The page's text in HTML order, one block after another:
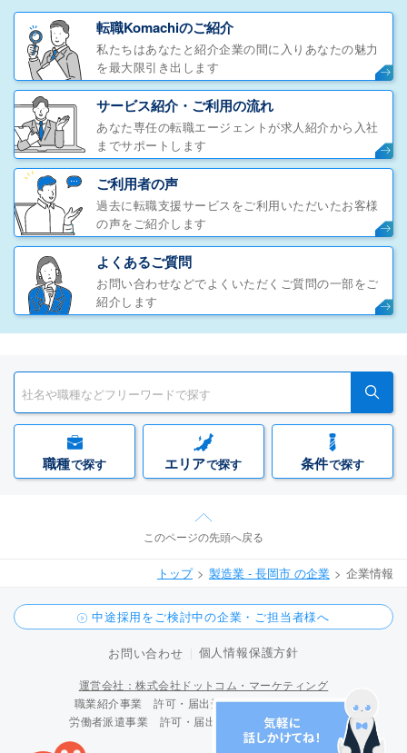
転職Komachiのご紹介
私たちはあなたと紹介企業の間に入りあなたの魅力
を最大限引き出します
サービス紹介・ご利用の流れ
あなた専任の転職エージェントが求人紹介から入社
までサポートします
ご利用者の声
過去に転職支援サービスをご利用いただいたお客様
の声をご紹介します
よくあるご質問
お問い合わせなどでよくいただくご質問の一部をご
紹介します
職種で探す エリアで探す 条件で探す
このページの先頭へ戻る
トップ 製造業 - 長岡市 の企業 企業情報
中途採用をご検討中の企業・ご担当者様へ
お問い合わせ 個人情報保護方針
運営会社：株式会社ドットコム・マーケティング
職業紹介事業 許可・届出受理番号 15-ユ-300096
労働者派遣事業 許可・届出受理番号 派 15-300424